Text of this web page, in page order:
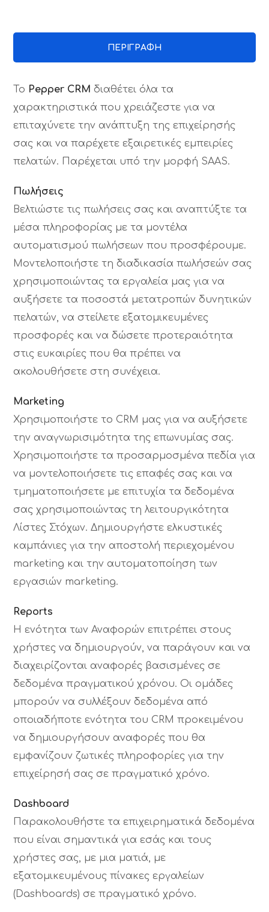
ΠΕΡΙΓΡΑΦΉ
Το Pepper CRM διαθέτει όλα τα
χαρακτηριστικά που χρειάζεστε για να
επιταχύνετε την ανάπτυξη της επιχείρησής
σας και να παρέχετε εξαιρετικές εμπειρίες
πελατών. Παρέχεται υπό την μορφή SAAS.
Πωλήσεις
Βελτιώστε τις πωλήσεις σας και αναπτύξτε τα
μέσα πληροφορίας με τα μοντέλα
αυτοματισμού πωλήσεων που προσφέρουμε.
Μοντελοποιήστε τη διαδικασία πωλήσεών σας
χρησιμοποιώντας τα εργαλεία μας για να
αυξήσετε τα ποσοστά μετατροπών δυνητικών
πελατών, να στείλετε εξατομικευμένες
προσφορές και να δώσετε προτεραιότητα
στις ευκαιρίες που θα πρέπει να
ακολουθήσετε στη συνέχεια.
Marketing
Χρησιμοποιήστε το CRM μας για να αυξήσετε
την αναγνωρισιμότητα της επωνυμίας σας.
Χρησιμοποιήστε τα προσαρμοσμένα πεδία για
να μοντελοποιήσετε τις επαφές σας και να
τμηματοποιήσετε με επιτυχία τα δεδομένα
σας χρησιμοποιώντας τη λειτουργικότητα
Λίστες Στόχων. Δημιουργήστε ελκυστικές
καμπάνιες για την αποστολή περιεχομένου
marketing και την αυτοματοποίηση των
εργασιών marketing.
Reports
Η ενότητα των Αναφορών επιτρέπει στους
χρήστες να δημιουργούν, να παράγουν και να
διαχειρίζονται αναφορές βασισμένες σε
δεδομένα πραγματικού χρόνου. Οι ομάδες
μπορούν να συλλέξουν δεδομένα από
οποιαδήποτε ενότητα του CRM προκειμένου
να δημιουργήσουν αναφορές που θα
εμφανίζουν ζωτικές πληροφορίες για την
επιχείρησή σας σε πραγματικό χρόνο.
Dashboard
Παρακολουθήστε τα επιχειρηματικά δεδομένα
που είναι σημαντικά για εσάς και τους
χρήστες σας, με μια ματιά, με
εξατομικευμένους πίνακες εργαλείων
(Dashboards) σε πραγματικό χρόνο.